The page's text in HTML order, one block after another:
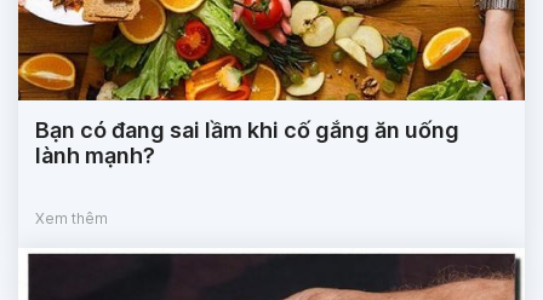
Bạn có đang sai lầm khi cố gắng ăn uống
lành mạnh?
Xem thêm